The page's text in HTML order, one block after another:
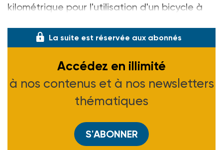
kilométrique pour l'utilisation d'un bicycle à
La suite est réservée aux abonnés
Accédez en illimité
à nos contenus et à nos newsletters
thématiques
S'ABONNER